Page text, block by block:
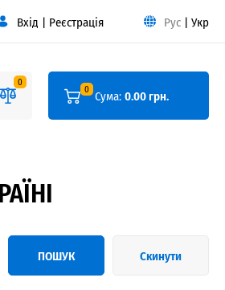
Вхід | Реєстрація Рус | Укр
0
0 Сума:0.00 грн.
ПОШУК Скинути